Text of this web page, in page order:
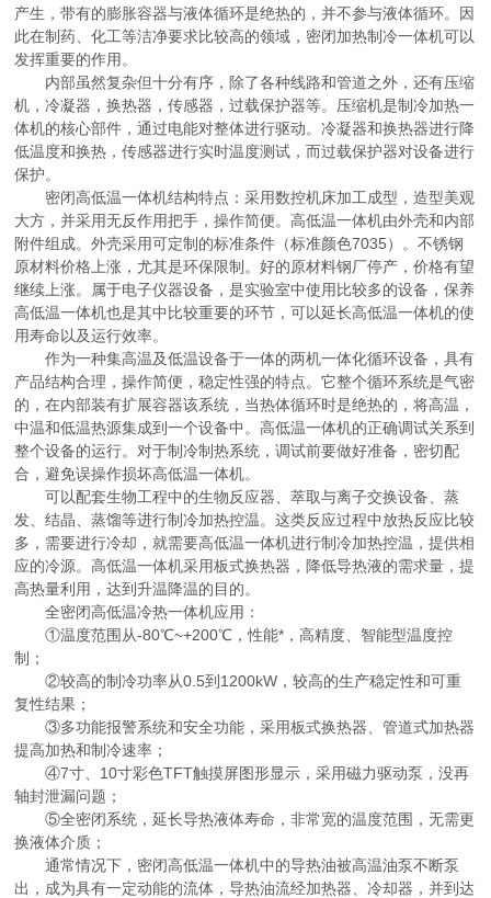
产生，带有的膨胀容器与液体循环是绝热的，并不参与液体循环。因
此在制药、化工等洁净要求比较高的领域，密闭加热制冷一体机可以
发挥重要的作用。
内部虽然复杂但十分有序，除了各种线路和管道之外，还有压缩
机，冷凝器，换热器，传感器，过载保护器等。压缩机是制冷加热一
体机的核心部件，通过电能对整体进行驱动。冷凝器和换热器进行降
低温度和换热，传感器进行实时温度测试，而过载保护器对设备进行
保护。
密闭高低温一体机结构特点：采用数控机床加工成型，造型美观
大方，并采用无反作用把手，操作简便。高低温一体机由外壳和内部
附件组成。外壳采用可定制的标准条件（标准颜色7035）。不锈钢
原材料价格上涨，尤其是环保限制。好的原材料钢厂停产，价格有望
继续上涨。属于电子仪器设备，是实验室中使用比较多的设备，保养
高低温一体机也是其中比较重要的环节，可以延长高低温一体机的使
用寿命以及运行效率。
作为一种集高温及低温设备于一体的两机一体化循环设备，具有
产品结构合理，操作简便，稳定性强的特点。它整个循环系统是气密
的，在内部装有扩展容器该系统，当热体循环时是绝热的，将高温，
中温和低温热源集成到一个设备中。高低温一体机的正确调试关系到
整个设备的运行。对于制冷制热系统，调试前要做好准备，密切配
合，避免误操作损坏高低温一体机。
可以配套生物工程中的生物反应器、萃取与离子交换设备、蒸
发、结晶、蒸馏等进行制冷加热控温。这类反应过程中放热反应比较
多，需要进行冷却，就需要高低温一体机进行制冷加热控温，提供相
应的冷源。高低温一体机采用板式换热器，降低导热液的需求量，提
高热量利用，达到升温降温的目的。
全密闭高低温冷热一体机应用：
①温度范围从-80℃~+200℃，性能*，高精度、智能型温度控
制；
②较高的制冷功率从0.5到1200kW，较高的生产稳定性和可重
复性结果；
③多功能报警系统和安全功能，采用板式换热器、管道式加热器
提高加热和制冷速率；
④7寸、10寸彩色TFT触摸屏图形显示，采用磁力驱动泵，没再
轴封泄漏问题；
⑤全密闭系统，延长导热液体寿命，非常宽的温度范围，无需更
换液体介质；
通常情况下，密闭高低温一体机中的导热油被高温油泵不断泵
出，成为具有一定动能的流体，导热油流经加热器、冷却器，并到达